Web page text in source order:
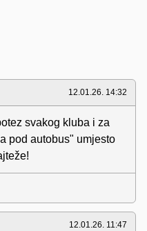
12.01.26. 14:32
svakog kluba i za
pod autobus" umjesto
12.01.26. 11:47